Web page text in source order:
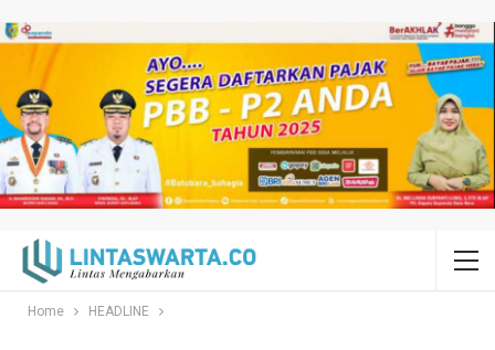
Home HEADLINE